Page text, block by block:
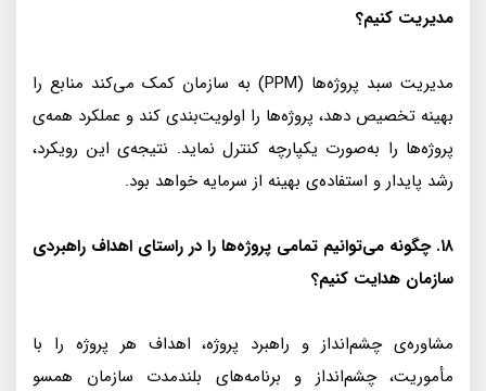
مدیریت کنیم؟
مدیریت سبد پروژه‌ها (PPM) به سازمان کمک می‌کند منابع را
بهینه تخصیص دهد، پروژه‌ها را اولویت‌بندی کند و عملکرد همه‌ی
پروژه‌ها را به‌صورت یکپارچه کنترل نماید. نتیجه‌ی این رویکرد،
رشد پایدار و استفاده‌ی بهینه از سرمایه خواهد بود.
۱۸. چگونه می‌توانیم تمامی پروژه‌ها را در راستای اهداف راهبردی
سازمان هدایت کنیم؟
مشاوره‌ی چشم‌انداز و راهبرد پروژه، اهداف هر پروژه را با
مأموریت، چشم‌انداز و برنامه‌های بلندمدت سازمان همسو